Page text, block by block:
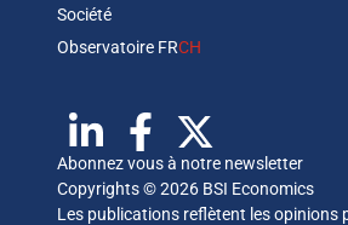
Société
Observatoire FRCH
Abonnez vous à notre newsletter
Copyrights © 2026 BSI Economics
Les publications reflètent les opinions